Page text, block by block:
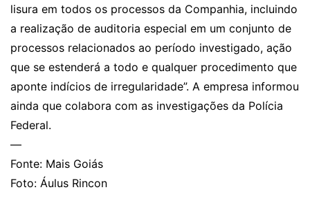
lisura em todos os processos da Companhia, incluindo
a realização de auditoria especial em um conjunto de
processos relacionados ao período investigado, ação
que se estenderá a todo e qualquer procedimento que
aponte indícios de irregularidade”. A empresa informou
ainda que colabora com as investigações da Polícia
Federal.
—
Fonte: Mais Goiás
Foto: Áulus Rincon